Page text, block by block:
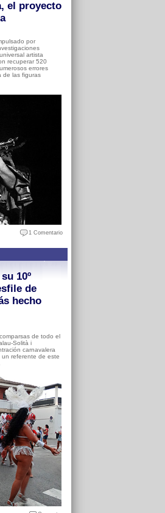
el proyecto
por
artista
recuperar 520
errores
de las figuras
1 Comentario
10º
de
hecho
de todo el
Solità i
carnavalera
referente de este